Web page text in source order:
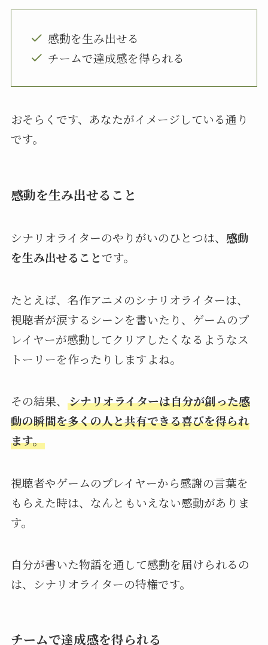
感動を生み出せる
チームで達成感を得られる
おそらくです、あなたがイメージしている通り
です。
感動を生み出せること
シナリオライターのやりがいのひとつは、 感動
を生み出せることです。
たとえば、名作アニメのシナリオライターは、
視聴者が涙するシーンを書いたり、ゲームのプ
レイヤーが感動してクリアしたくなるようなス
トーリーを作ったりしますよね。
その結果、 シナリオライターは自分が創った感
動の瞬間を多くの人と共有できる喜びを得られ
ます。
視聴者やゲームのプレイヤーから感謝の言葉を
もらえた時は、なんともいえない感動がありま
す。
自分が書いた物語を通して感動を届けられるの
は、シナリオライターの特権です。
チームで達成感を得られる